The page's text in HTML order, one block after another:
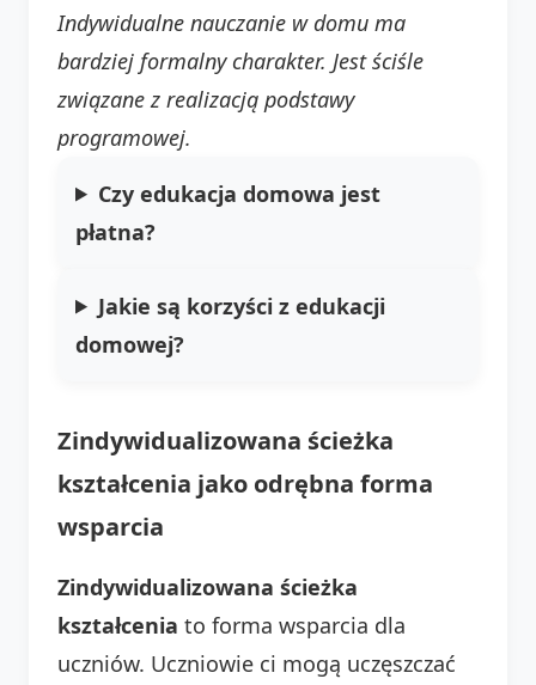
Indywidualne nauczanie w domu ma
bardziej formalny charakter. Jest ściśle
związane z realizacją podstawy
programowej.
Czy edukacja domowa jest
płatna?
Jakie są korzyści z edukacji
domowej?
Zindywidualizowana ścieżka
kształcenia jako odrębna forma
wsparcia
Zindywidualizowana ścieżka
kształcenia to forma wsparcia dla
uczniów. Uczniowie ci mogą uczęszczać